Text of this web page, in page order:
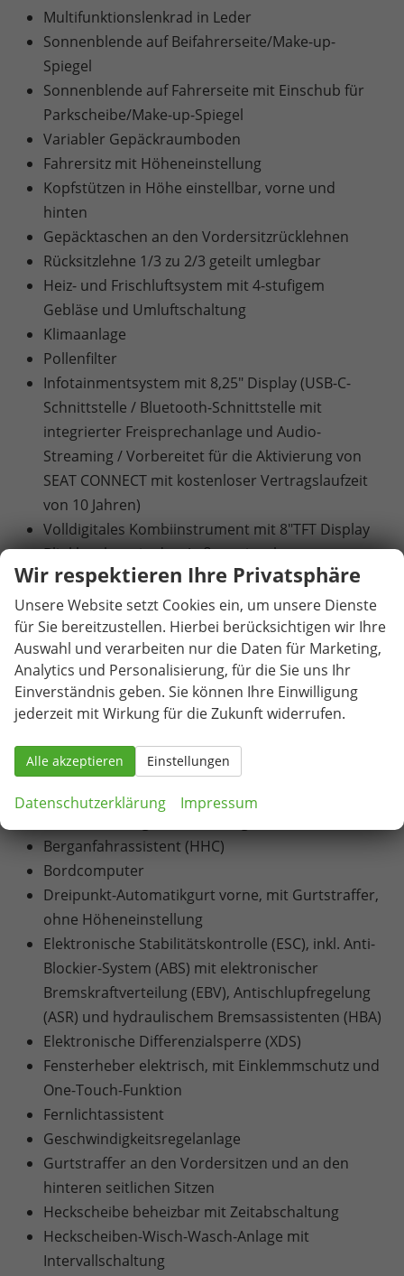
Multifunktionslenkrad in Leder
Sonnenblende auf Beifahrerseite/Make-up-
Spiegel
Sonnenblende auf Fahrerseite mit Einschub für
Parkscheibe/Make-up-Spiegel
Variabler Gepäckraumboden
Fahrersitz mit Höheneinstellung
Kopfstützen in Höhe einstellbar, vorne und
hinten
Gepäcktaschen an den Vordersitzrücklehnen
Rücksitzlehne 1/3 zu 2/3 geteilt umlegbar
Heiz- und Frischluftsystem mit 4-stufigem
Gebläse und Umluftschaltung
Klimaanlage
Pollenfilter
Infotainmentsystem mit 8,25" Display (USB-C-
Schnittstelle / Bluetooth-Schnittstelle mit
integrierter Freisprechanlage und Audio-
Streaming / Vorbereitet für die Aktivierung von
SEAT CONNECT mit kostenloser Vertragslaufzeit
von 10 Jahren)
Volldigitales Kombiinstrument mit 8"TFT Display
Blinkleuchten in den Außenspiegeln
Drittes Bremslicht, in Heckspoiler integriert
LED-Technologie für Scheinwerfer und
Tagfahrlicht
Heckleuchten in LED-Technologie
Nebelscheinwerfer
6 Airbags (Airbag für Fahrer und Beifahrer /
Seitenairbag für Fahrer und Beifahrer /
Kopfairbag-System, vorne und hinten)
Außentemperaturanzeige
Automatische Distanzregelung ACC
Berganfahrassistent (HHC)
Bordcomputer
Dreipunkt-Automatikgurt vorne, mit Gurtstraffer,
ohne Höheneinstellung
Elektronische Stabilitätskontrolle (ESC), inkl. Anti-
Blockier-System (ABS) mit elektronischer
Bremskraftverteilung (EBV), Antischlupfregelung
(ASR) und hydraulischem Bremsassistenten (HBA)
Elektronische Differenzialsperre (XDS)
Fensterheber elektrisch, mit Einklemmschutz und
One-Touch-Funktion
Fernlichtassistent
Geschwindigkeitsregelanlage
Gurtstraffer an den Vordersitzen und an den
hinteren seitlichen Sitzen
Heckscheibe beheizbar mit Zeitabschaltung
Heckscheiben-Wisch-Wasch-Anlage mit
Intervallschaltung
Wir respektieren Ihre Privatsphäre
Unsere Website setzt Cookies ein, um unsere Dienste
für Sie bereitzustellen. Hierbei berücksichtigen wir Ihre
Auswahl und verarbeiten nur die Daten für Marketing,
Analytics und Personalisierung, für die Sie uns Ihr
Einverständnis geben. Sie können Ihre Einwilligung
jederzeit mit Wirkung für die Zukunft widerrufen.
Alle akzeptieren Einstellungen
Datenschutzerklärung Impressum